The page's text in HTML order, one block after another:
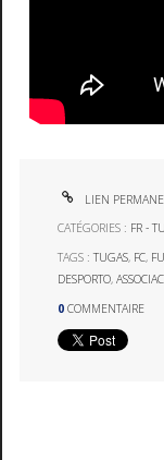
LIEN
CATÉGORIES : FR -
TAGS :TUGAS, FC,
DESPORTO,
0 COMMENTAIRE